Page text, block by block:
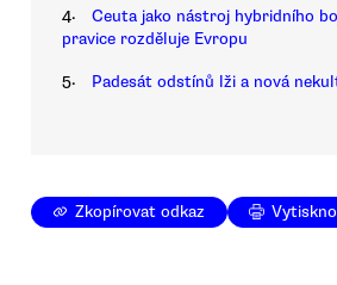
4.
Ceuta jako nástroj hybridního
pravice rozděluje Evropu
5. Padesát odstínů lži a nová
Zkopírovat odkaz